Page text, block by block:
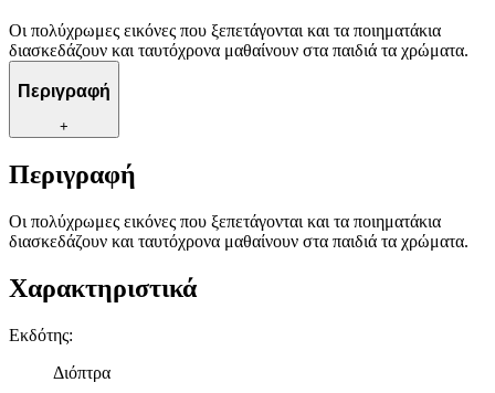
Οι πολύχρωμες εικόνες που ξεπετάγονται και τα ποιηματάκια
διασκεδάζουν και ταυτόχρονα μαθαίνουν στα παιδιά τα χρώματα.
Περιγραφή
+
Περιγραφή
Οι πολύχρωμες εικόνες που ξεπετάγονται και τα ποιηματάκια
διασκεδάζουν και ταυτόχρονα μαθαίνουν στα παιδιά τα χρώματα.
Χαρακτηριστικά
Εκδότης:
Διόπτρα